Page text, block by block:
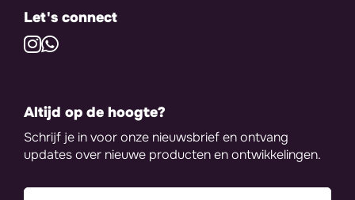
Let's connect
Altijd op de hoogte?
Schrijf je in voor onze nieuwsbrief en ontvang
updates over nieuwe producten en ontwikkelingen.